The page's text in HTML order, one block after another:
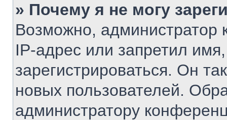
» Почему я не могу
Возможно, администратор
IP-адрес или запретил
зарегистрироваться. Он
новых пользователей.
администратору